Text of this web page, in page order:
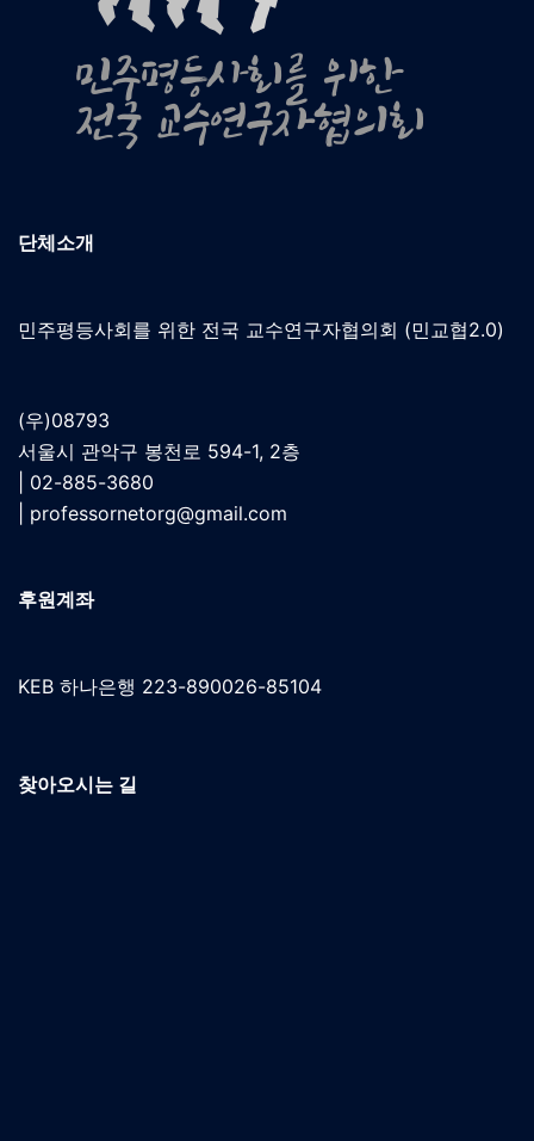
단체소개
민주평등사회를 위한 전국 교수연구자협의회 (민교협2.0)
(우)08793
서울시 관악구 봉천로 594-1, 2층
| 02-885-3680
professornetorg@gmail.com
후원계좌
KEB 하나은행 223-890026-85104
찾아오시는 길